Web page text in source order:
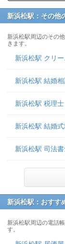
新浜松駅：その他
新浜松駅周辺のその
きます。
新浜松駅 クリ
新浜松駅 結婚
新浜松駅 税理
新浜松駅 結婚
新浜松駅 司法
新浜松駅：おすす
新浜松駅周辺の電話
す。